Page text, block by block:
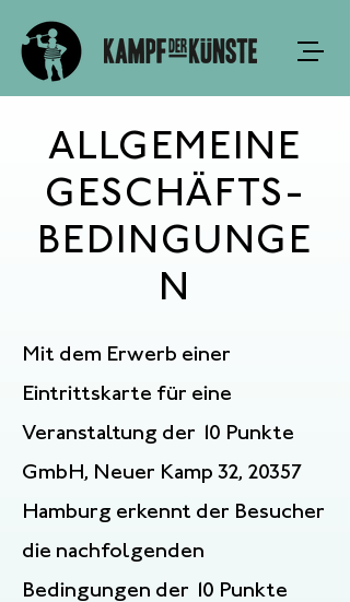
ALLGEMEINE
GESCHÄFTS-
BEDINGUNGE
N
Mit dem Erwerb einer
Eintrittskarte für eine
Veranstaltung der 10 Punkte
GmbH, Neuer Kamp 32, 20357
Hamburg erkennt der Besucher
die nachfolgenden
Bedingungen der 10 Punkte